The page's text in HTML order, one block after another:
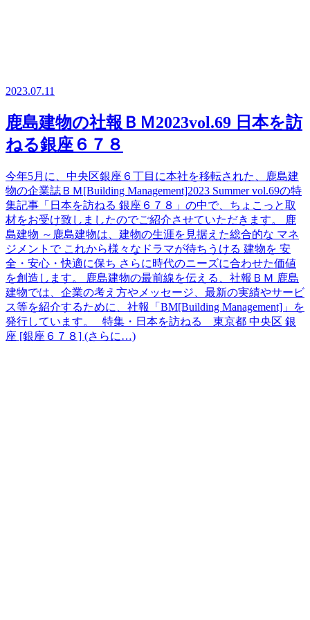
2023.07.11
鹿島建物の社報ＢＭ2023vol.69 日本を訪
ねる銀座６７８
今年5月に、中央区銀座６丁目に本社を移転された、鹿島建
物の企業誌ＢＭ[Building Management]2023 Summer vol.69の特
集記事「日本を訪ねる 銀座６７８」の中で、ちょこっと取
材をお受け致しましたのでご紹介させていただきます。 鹿
島建物 ～鹿島建物は、建物の生涯を見据えた総合的な マネ
ジメントで これから様々なドラマが待ちうける 建物を 安
全・安心・快適に保ち さらに時代のニーズに合わせた価値
を創造します。 鹿島建物の最前線を伝える、社報ＢＭ 鹿島
建物では、企業の考え方やメッセージ、最新の実績やサービ
ス等を紹介するために、社報「BM[Building Management]」を
発行しています。 特集・日本を訪ねる 東京都 中央区 銀
座 [銀座６７８] (さらに…)